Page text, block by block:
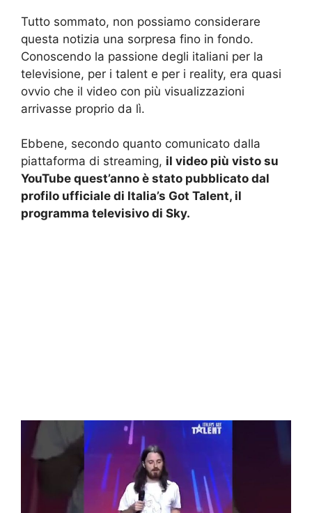
Tutto sommato, non possiamo considerare
questa notizia una sorpresa fino in fondo.
Conoscendo la passione degli italiani per la
televisione, per i talent e per i reality, era quasi
ovvio che il video con più visualizzazioni
arrivasse proprio da lì.
Ebbene, secondo quanto comunicato dalla
piattaforma di streaming, il video più visto su
YouTube quest’anno è stato pubblicato dal
profilo ufficiale di Italia’s Got Talent, il
programma televisivo di Sky.